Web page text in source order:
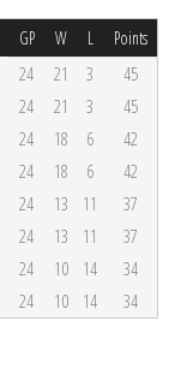
GP W L Points
24 21 3
45
24 21 3
45
24 18 6
42
24 18 6
42
24 13 11
37
24 13 11
37
24 10 14
34
24 10 14 34